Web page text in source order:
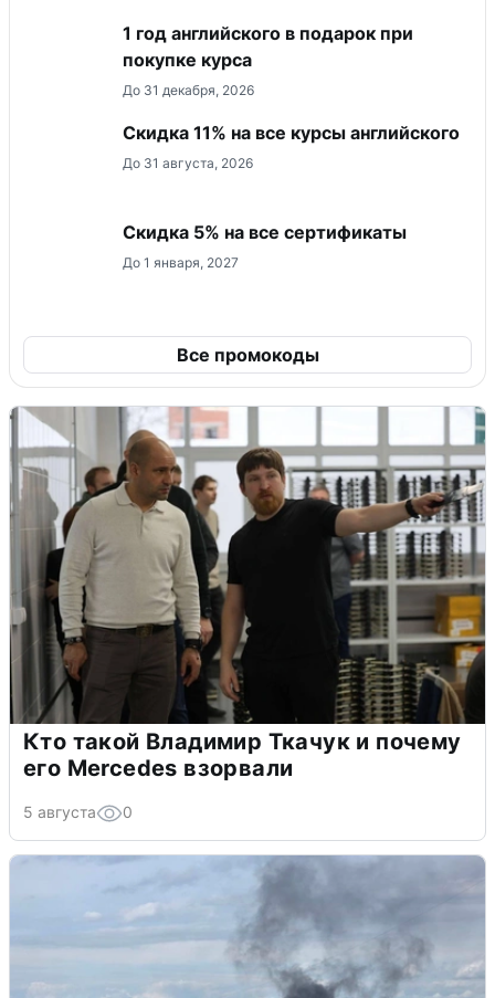
1 год английского в подарок при
покупке курса
До 31 декабря, 2026
Скидка 11% на все курсы английского
До 31 августа, 2026
Скидка 5% на все сертификаты
До 1 января, 2027
Все промокоды
Кто такой Владимир Ткачук и почему
его Mercedes взорвали
5 августа 0